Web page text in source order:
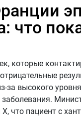
что
которые
за высокого
заболевания.
что пациент с